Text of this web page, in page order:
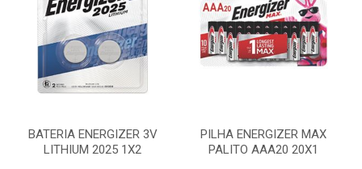
BATERIA ENERGIZER 3V
LITHIUM 2025 1X2
PILHA ENERGIZER MAX
PALITO AAA20 20X1